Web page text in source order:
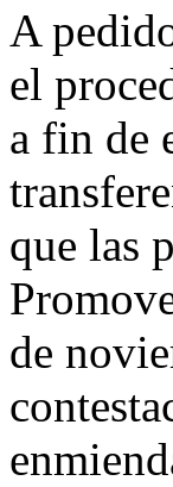
A
el
a fin de
que las
de